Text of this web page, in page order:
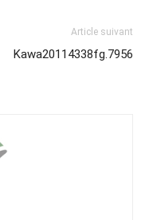
Article suivant
Kawa20114338fg.7956